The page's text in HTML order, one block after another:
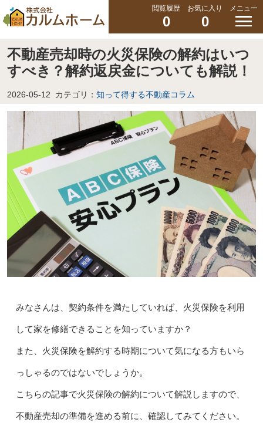
閲覧履歴
0
お気に入り
0
メニュー
不動産売却時の火災保険の解約はいつ
すべき？解約返戻金についても解説！
2026-05-12 カテゴリ： 知って得する不動産コラム
みなさんは、契約条件を満たしていれば、火災保険を利用
して家を修繕できることを知っていますか？
また、火災保険を解約する時期について気になる方もいら
っしゃるのではないでしょうか。
こちらの記事で火災保険の解約について解説しますので、
不動産売却の準備を進める前に、確認してみてください。